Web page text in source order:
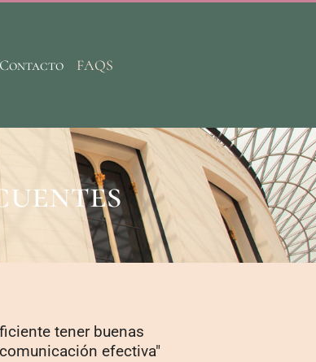
Contacto FAQS
tener buenas
efectiva"